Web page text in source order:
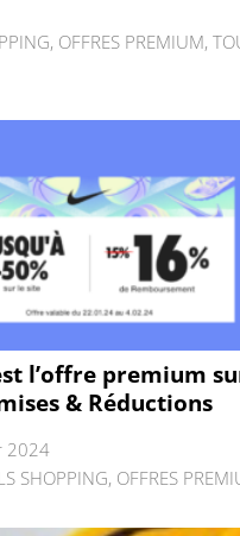
, OFFRES PREMIUM,
l’offre premium
& Réductions
2024
SHOPPING, OFFRES